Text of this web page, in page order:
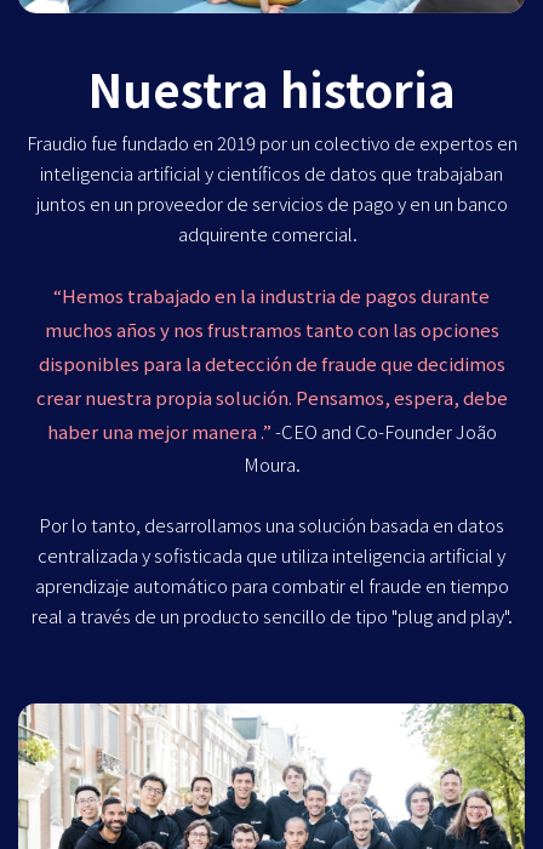
Nuestra historia
Fraudio fue fundado en 2019 por un colectivo de expertos en
inteligencia artificial y científicos de datos que trabajaban
juntos en un proveedor de servicios de pago y en un banco
adquirente comercial.
“Hemos trabajado en la industria de pagos durante
muchos años y nos frustramos tanto con las opciones
disponibles para la detección de fraude que decidimos
crear nuestra propia solución. Pensamos, espera, debe
haber una mejor manera .”-CEO and Co-Founder João
Moura.
Por lo tanto, desarrollamos una solución basada en datos
centralizada y sofisticada que utiliza inteligencia artificial y
aprendizaje automático para combatir el fraude en tiempo
real a través de un producto sencillo de tipo "plug and play".